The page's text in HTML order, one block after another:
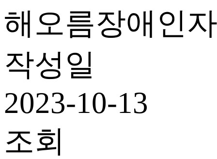
해오름장애인
작성일
2023-10-13
조회